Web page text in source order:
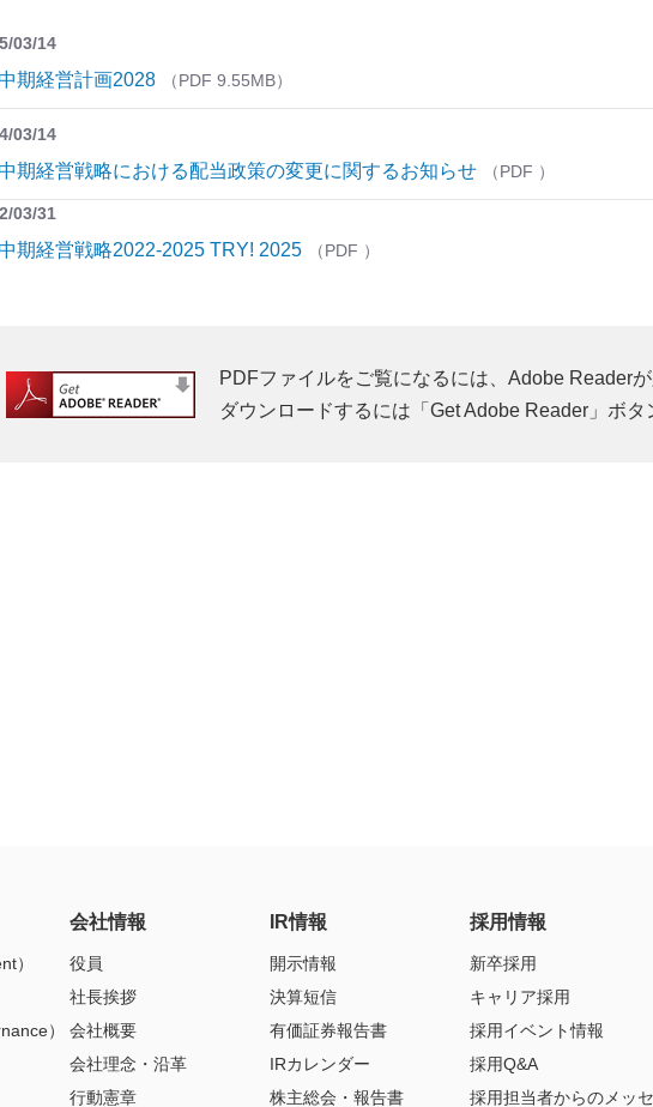
03/14
期経営計画2028 9.55MB
03/14
期経営戦略における配当政策の変更に関するお知らせ
03/31
期経営戦略2022-2025 TRY! 2025
PDFファイルをご覧になるには、Adobe Reader
ダウンロードするには「Get Adobe Reader」ボタ
）
）
会社情報
役員
社長挨拶
会社概要
会社理念・沿革
行動憲章
IR情報
開示情報
決算短信
有価証券報告書
IRカレンダー
株主総会・報告書
採用情報
新卒採用
キャリア採用
採用イベント情報
採用Q&A
採用担当者からのメッセ